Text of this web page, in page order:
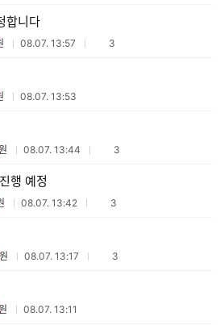
합니다
08.07. 13:57 참여업체수
3
08.07. 13:53
08.07. 13:44 참여업체수
3
행 예정
08.07. 13:42 참여업체수
3
원 08.07. 13:17 참여업체수
3
08.07. 13:11